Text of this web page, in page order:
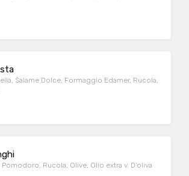
Salame Dolce, Formaggio Edamer, Rucola,
Rucola, Olive, Olio extra v. D'oliva